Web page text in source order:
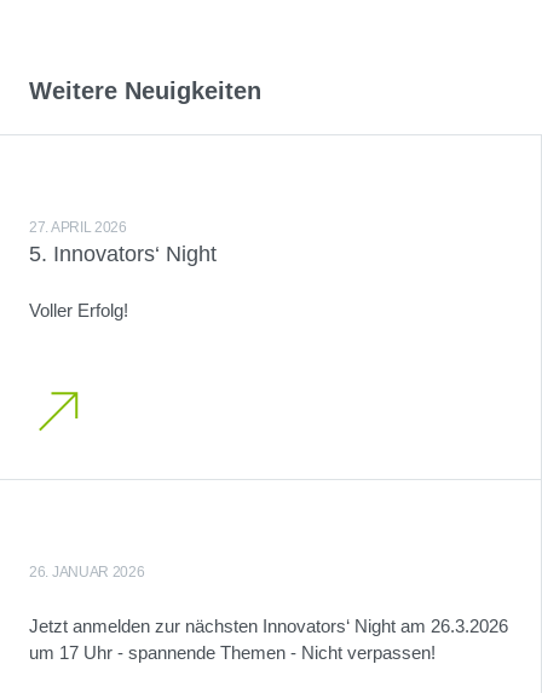
Weitere Neuigkeiten
27. APRIL 2026
5. Innovators‘ Night
Voller Erfolg!
26. JANUAR 2026
Jetzt anmelden zur nächsten Innovators‘ Night am 26.3.2026
um 17 Uhr - spannende Themen - Nicht verpassen!